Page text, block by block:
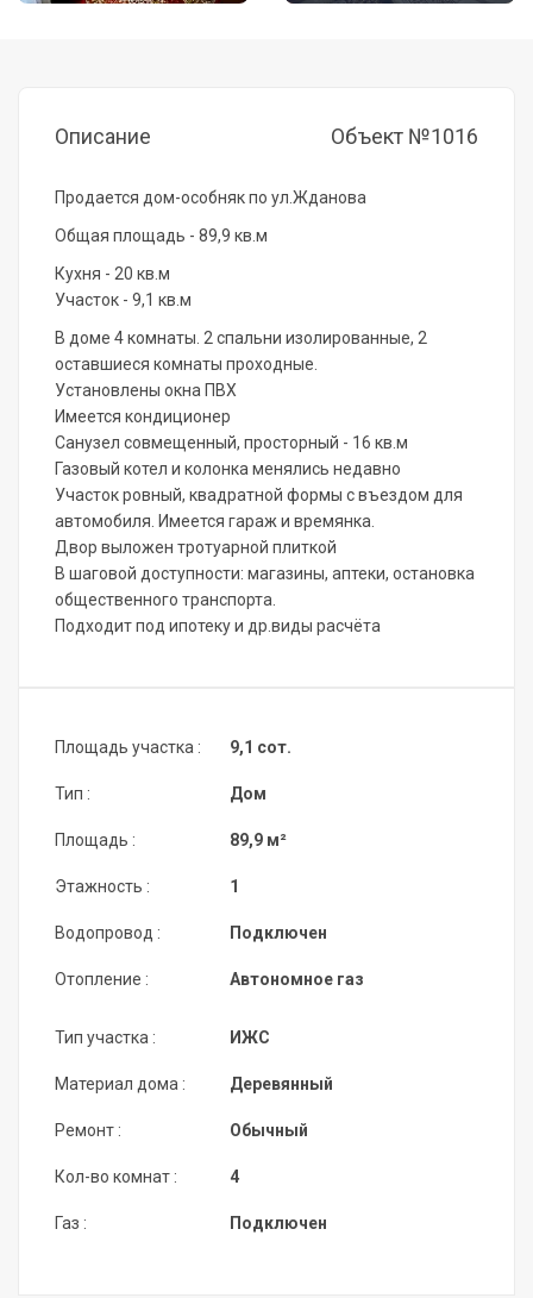
Описание Объект №1016
Продается дом-особняк по ул.Жданова
Общая площадь - 89,9 кв.м
Кухня - 20 кв.м
Участок - 9,1 кв.м
В доме 4 комнаты. 2 спальни изолированные, 2
оставшиеся комнаты проходные.
Установлены окна ПВХ
Имеется кондиционер
Санузел совмещенный, просторный - 16 кв.м
Газовый котел и колонка менялись недавно
Участок ровный, квадратной формы с въездом для
автомобиля. Имеется гараж и времянка.
Двор выложен тротуарной плиткой
В шаговой доступности: магазины, аптеки, остановка
общественного транспорта.
Подходит под ипотеку и др.виды расчёта
Площадь участка :
Тип :
Площадь :
Этажность :
Водопровод :
Отопление :
9,1 сот.
Дом
89,9 м²
1
Подключен
Автономное газ
Тип участка :
Материал дома :
Ремонт :
Кол-во комнат :
Газ :
ИЖС
Деревянный
Обычный
4
Подключен